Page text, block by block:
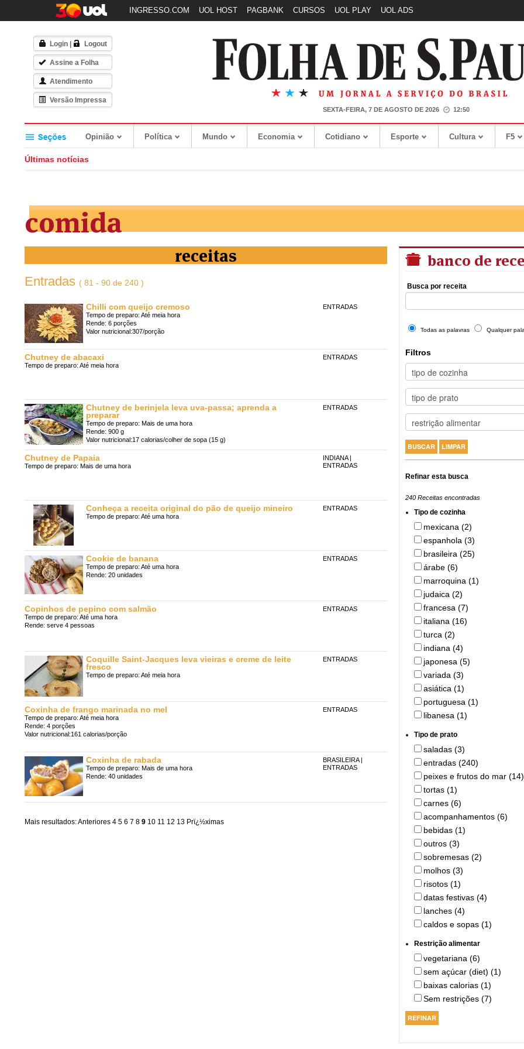
INGRESSO.COM UOL HOST PAGBANK CURSOS UOL PLAY UOL ADS
SEXTA-FEIRA, 7 DE AGOSTO DE 2026 12:50
Login Logout
Assine a Folha
Atendimento
Versão Impressa
Opinião Política Mundo Economia Cotidiano Esporte Cultura F5
Últimas notícias
comida
receitas
Entradas ( 81 - 90 de 240 )
ENTRADAS
Chilli com queijo cremoso
Tempo de preparo: Até meia hora
Rende: 6 porções
Valor nutricional:307/porção
ENTRADAS
Chutney de abacaxi
Tempo de preparo: Até meia hora
ENTRADAS
Chutney de berinjela leva uva-passa; aprenda a
preparar
Tempo de preparo: Mais de uma hora
Rende: 900 g
Valor nutricional:17 calorias/colher de sopa (15 g)
INDIANA|
ENTRADAS
Chutney de Papaia
Tempo de preparo: Mais de uma hora
ENTRADAS
Conheça a receita original do pão de queijo mineiro
Tempo de preparo: Até uma hora
ENTRADAS
Cookie de banana
Tempo de preparo: Até uma hora
Rende: 20 unidades
ENTRADAS
Copinhos de pepino com salmão
Tempo de preparo: Até uma hora
Rende: serve 4 pessoas
ENTRADAS
Coquille Saint-Jacques leva vieiras e creme de leite
fresco
Tempo de preparo: Até meia hora
ENTRADAS
Coxinha de frango marinada no mel
Tempo de preparo: Até meia hora
Rende: 4 porções
Valor nutricional:161 calorias/porção
BRASILEIRA|
ENTRADAS
Coxinha de rabada
Tempo de preparo: Mais de uma hora
Rende: 40 unidades
Mais resultados:Anteriores 4 5 6 7 8 9 10 11 12 13 Prï¿½ximas
banco de
Busca por receita
Todas as palavras Qualquer
Filtros
Refinar esta busca
240 Receitas encontradas
Tipo de cozinha
mexicana (2)
espanhola (3)
brasileira (25)
árabe (6)
marroquina (1)
judaica (2)
francesa (7)
italiana (16)
turca (2)
indiana (4)
japonesa (5)
variada (3)
asiática (1)
portuguesa (1)
libanesa (1)
Tipo de prato
saladas (3)
entradas (240)
peixes e frutos do mar (14)
tortas (1)
carnes (6)
acompanhamentos (6)
bebidas (1)
outros (3)
sobremesas (2)
molhos (3)
risotos (1)
datas festivas (4)
lanches (4)
caldos e sopas (1)
Restrição alimentar
vegetariana (6)
sem açúcar (diet) (1)
baixas calorias (1)
Sem restrições (7)